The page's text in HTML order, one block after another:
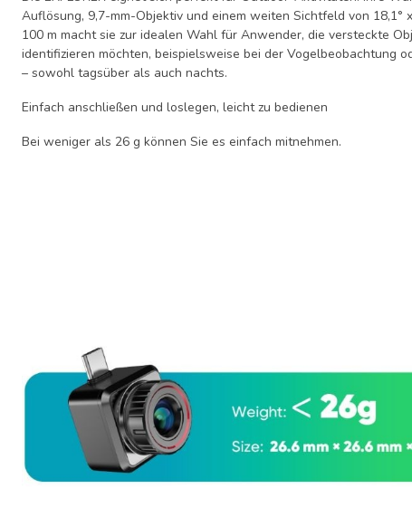
Auflösung, 9,7-mm-Objektiv und einem weiten Sichtfeld von 18,1°
100 m macht sie zur idealen Wahl für Anwender, die versteckte
identifizieren möchten, beispielsweise bei der Vogelbeobachtung
– sowohl tagsüber als auch nachts.
Einfach anschließen und loslegen, leicht zu bedienen
Bei weniger als 26 g können Sie es einfach mitnehmen.